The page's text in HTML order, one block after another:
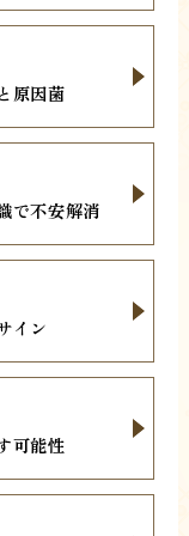
原因菌
で不安解消
イン
可能性